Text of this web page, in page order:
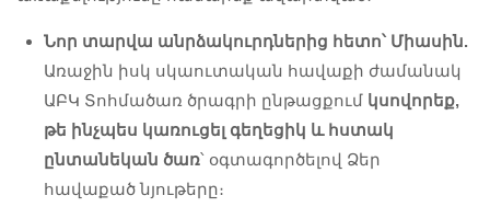
Նոր տարվա անրձակուրդներից հետո՝ Միասին.
Առաջին իսկ սկաուտական հավաքի ժամանակ
ԱԲԿ Տոհմածառ ծրագրի ընթացքում կսովորեք,
թե ինչպես կառուցել գեղեցիկ և հստակ
ընտանեկան ծառ՝ օգտագործելով Ձեր
հավաքած նյութերը։